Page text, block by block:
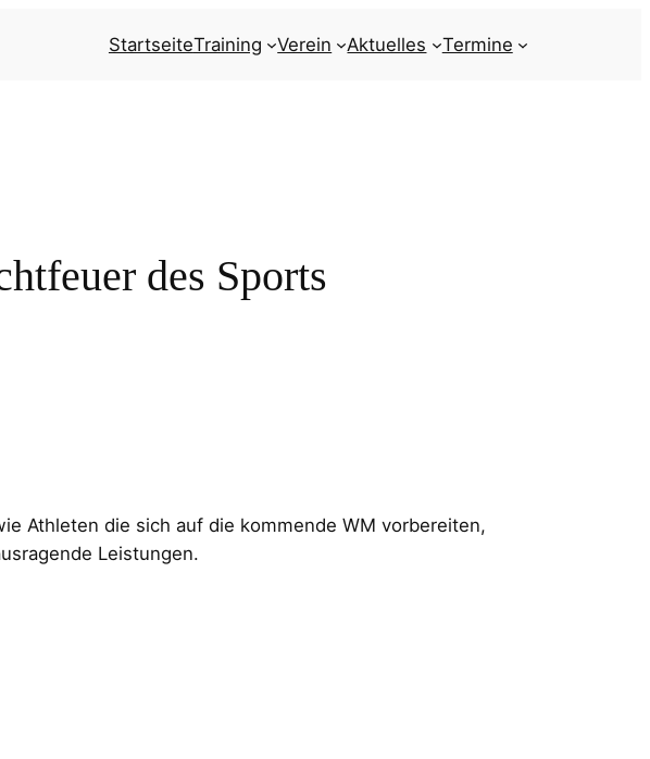
StartseiteTraining Verein Aktuelles Termine
des Sports
Athleten die sich auf die kommende WM vorbereiten,
Leistungen.